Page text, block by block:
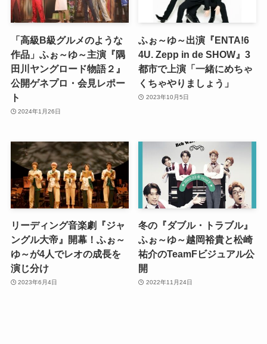
「高級B級グルメのような
作品」ふぉ～ゆ～主演『隅
田川ヤングロード物語２』
公開ゲネプロ・会見レポー
ト
2024年1月26日
ふぉ～ゆ～出演『ENTA!6
4U. Zepp in de SHOW』3
都市で上演「一緒にめちゃ
くちゃやりましょう」
2023年10月5日
リーディング音楽劇『ジャ
ングル大帝』開幕！ふぉ～
ゆ～が4人でレオの成長を
演じ分け
2023年6月4日
冬の『ダブル・トラブル』
ふぉ～ゆ～越岡裕貴と松崎
祐介のTeamFビジュアル公
開
2022年11月24日